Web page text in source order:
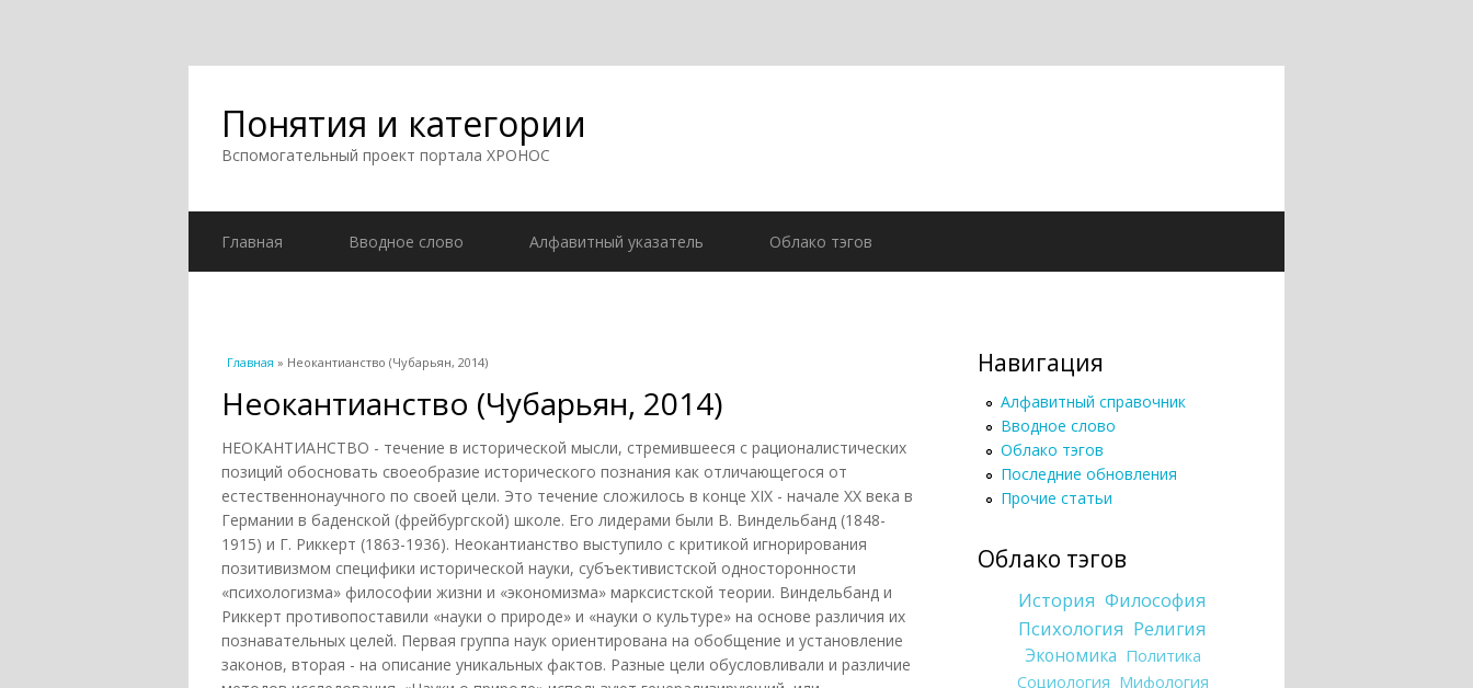
Понятия и категории
Вспомогательный проект портала ХРОНОС
Главная Вводное слово Алфавитный указатель Облако тэгов
Вы здесь
Главная » Неокантианство (Чубарьян, 2014)
Неокантианство (Чубарьян, 2014)
НЕОКАНТИАНСТВО - течение в исторической мысли, стремившееся с рационалистических
позиций обосновать своеобразие исторического познания как отличающегося от
естественнонаучного по своей цели. Это течение сложилось в конце XIX - начале XX века в
Германии в баденской (фрейбургской) школе. Его лидерами были В. Виндельбанд (1848-
1915) и Г. Риккерт (1863-1936). Неокантианство выступило с критикой игнорирования
позитивизмом специфики исторической науки, субъективистской односторонности
«психологизма» философии жизни и «экономизма» марксистской теории. Виндельбанд и
Риккерт противопоставили «науки о природе» и «науки о культуре» на основе различия их
познавательных целей. Первая группа наук ориентирована на обобщение и установление
законов, вторая - на описание уникальных фактов. Разные цели обусловливали и различие
Навигация
Алфавитный справочник
Вводное слово
Облако тэгов
Последние обновления
Прочие статьи
Облако тэгов
История Философия
Психология Религия
Экономика Политика
Социология Мифология